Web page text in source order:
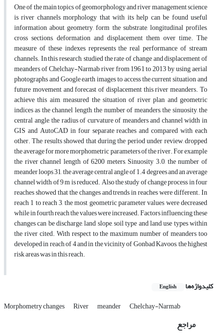
One of the main topics of geomorphology and river management science
is river channels morphology that with its help can be found useful
information about geometry, form the substrate, longitudinal profiles,
cross sections, deformation and displacement them over time. The
measure of these indexes represents the real performance of stream
channels. In this research, studied the rate of change and displacement of
meanders of Chelchay-Narmab river from 1961 to 2013 by using aerial
photographs and Google earth images to access the current situation and
future movement and forecast of displacement this river meanders. To
achieve this aim, measured the situation of river plan and geometric
indices as the channel length, the number of meanders, the sinuosity, the
central angle, the radius of curvature of meanders and channel width in
GIS and AutoCAD in four separate reaches and compared with each
other. The results showed that during the period under review, dropped
the average for more morphometric parameters of the river. For example
the river channel length of 6200 meters, Sinuosity 3.0, the number of
meander loops 31, the average central angle of 1.4 degrees and an average
channel width of 9 m is reduced. Also the study of change process in four
reaches showed that the changes and trends in reaches were different. In
reach 1 to reach 3, the most geometric parameter values were decreased
while in fourth reach the values were increased. Factors influencing these
changes can be discharge, land slope, soil type and land use types within
the river cited. With respect to the maximum number of meanders too
developed in reach of 4 and in the vicinity of Gonbad Kavoos, the highest
risk areas was in this reach.
کلیدواژه‌ها English
Morphometry changes River meander Chelchay-Narmab
مراجع